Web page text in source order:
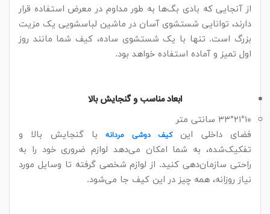
از آنجایی که بادی بگ‌ها به طور مداوم در معرض استفاده قرار
دارند، توانایی شستشوی آسان در ماشین لباسشویی یک مزیت
بزرگ است. تنها با یک شستشوی ساده، کیف شما مانند روز
اول تمیز و آماده استفاده خواهد بود.
ابعاد مناسب و گنجایش بالا
۱۰*۲۱*۳۳ سانتی متر
فضای داخلی این
کیف دوشی مردانهبا گنجایش بالا و
تفکیک‌شده، به شما امکان می‌دهد لوازم ضروری خود را به
راحتی سازمان‌دهی کنید. از لوازم شخصی گرفته تا وسایل مورد
نیاز روزانه، همه چیز در این کیف جا می‌شود.